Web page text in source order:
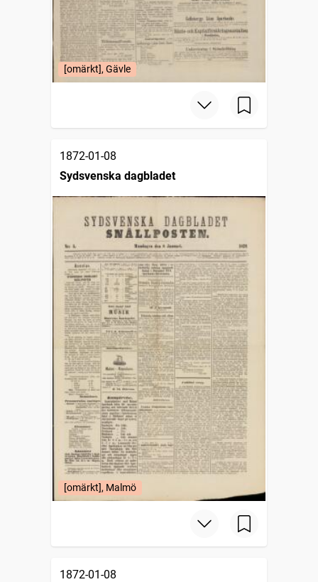
[omärkt], Gävle
1872-01-08
Sydsvenska dagbladet
[omärkt], Malmö
1872-01-08